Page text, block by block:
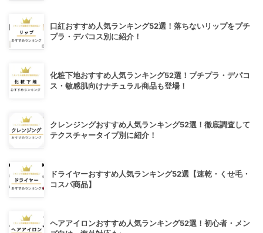
口紅おすすめ人気ランキング52選！落ちないリップをプチ
プラ・デパコス別に紹介！
化粧下地おすすめ人気ランキング52選！プチプラ・デパコ
ス・敏感肌向けナチュラル商品も登場！
クレンジングおすすめ人気ランキング52選！徹底調査して
テクスチャータイプ別に紹介！
ドライヤーおすすめ人気ランキング52選【速乾・くせ毛・
コスパ商品】
ヘアアイロンおすすめ人気ランキング52選！初心者・メン